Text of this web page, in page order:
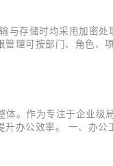
存储时均采用加密处
理可按部门、角色、
。作为专注于企业级
办公效率。 一、办